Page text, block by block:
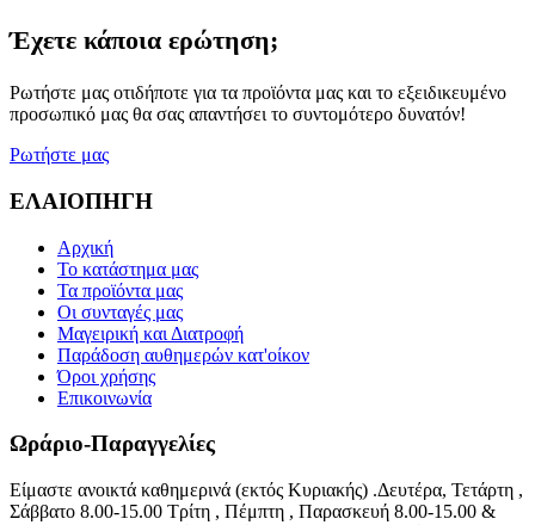
Έχετε κάποια ερώτηση;
Ρωτήστε μας οτιδήποτε για τα προϊόντα μας και το εξειδικευμένο
προσωπικό μας θα σας απαντήσει το συντομότερο δυνατόν!
Ρωτήστε μας
ΕΛΑΙΟΠΗΓΗ
Αρχική
Το κατάστημα μας
Τα προϊόντα μας
Οι συνταγές μας
Μαγειρική και Διατροφή
Παράδοση αυθημερών κατ'οίκον
Όροι χρήσης
Επικοινωνία
Ωράριο-Παραγγελίες
Είμαστε ανοικτά καθημερινά (εκτός Κυριακής) .Δευτέρα, Τετάρτη ,
Σάββατο 8.00-15.00 Τρίτη , Πέμπτη , Παρασκευή 8.00-15.00 &